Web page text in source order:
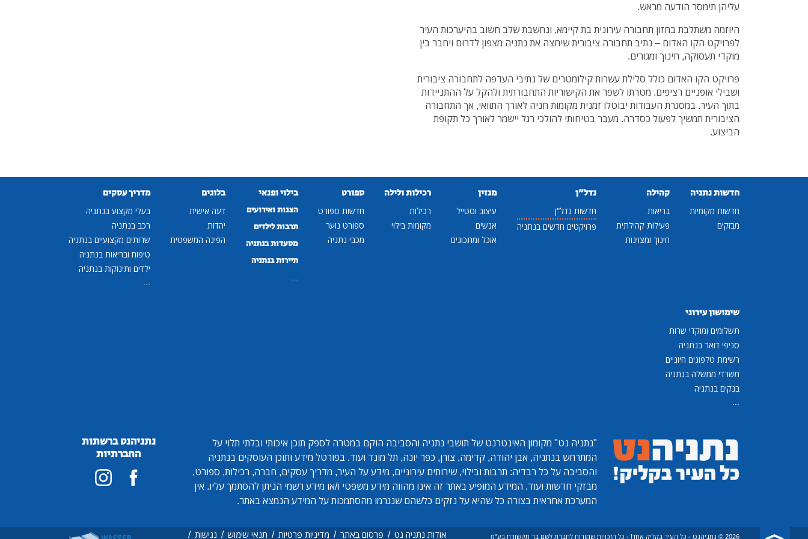
עליהן תימסר הודעה מראש.
היוזמה משתלבת בחזון תחבורה עירונית בת קיימא, ונחשבת שלב חשוב בהיערכות העיר
לפרויקט הקו האדום – נתיב תחבורה ציבורית שיחצה את נתניה מצפון לדרום ויחבר בין
מוקדי תעסוקה, חינוך ומגורים.
פרויקט הקו האדום כולל סלילת עשרות קילומטרים של נתיבי העדפה לתחבורה ציבורית
ושבילי אופניים רציפים. מטרתו לשפר את הקישוריות התחבורתית ולהקל על ההתניידות
בתוך העיר. במסגרת העבודות יבוטלו זמנית מקומות חניה לאורך התוואי, אך התחבורה
הציבורית תמשיך לפעול כסדרה. מעבר בטיחותי להולכי רגל יישמר לאורך כל תקופת
הביצוע.
חדשות נתניה
חדשות מקומיות
מבזקים
קהילה
בריאות
פעילות קהילתית
חינוך ומצוינות
נדל"ן
חדשות נדל"ן
פרויקטים חדשים בנתניה
מגזין
עיצוב וסטייל
אנשים
אוכל ומתכונים
רכילות ולילה
רכילות
מקומות בילוי
ספורט
חדשות ספורט
ספורט נוער
מכבי נתניה
בילוי ופנאי
הצגות ואירועים
תרבות לילדים
מסעדות בנתניה
תיירות בנתניה
בלוגים
דעה אישית
יהדות
הפינה המשפטית
מדריך עסקים
בעלי מקצוע בנתניה
רכב בנתניה
שרותים מקצועיים בנתניה
טיפוח ובריאות בנתניה
ילדים ותינוקות בנתניה
שימושון עירוני
תשלומים ומוקדי שרות
סניפי דואר בנתניה
רשימת טלפונים חיוניים
משרדי ממשלה בנתניה
בנקים בנתניה
"נתניה נט" מקומון האינטרנט של תושבי נתניה והסביבה הוקם במטרה לספק תוכן איכותי ובלתי תלוי על
המתרחש בנתניה, אבן יהודה, קדימה, צורן, כפר יונה, תל מונד ועוד. בפורטל מידע ותוכן העוסקים בנתניה
והסביבה על כל רבדיה: תרבות ובילוי, שירותים עירוניים, מידע על העיר, מדריך עסקים, חברה, רכילות, ספורט,
מבזקי חדשות ועוד. המידע המופיע באתר זה אינו מהווה מידע משפטי ו/או מידע רשמי הניתן להסתמך עליו. אין
המערכת אחראית בצורה כל שהיא על נזקים כלשהם שנגרמו מהסתמכות על המידע הנמצא באתר.
נתניהנט ברשתות
החברתיות
2026 © נתניהנט - כל העיר בקליק אחד! - כל הזכויות שמורות לחברת לשם בר תקשורת בע"מ אודות נתניה נט / פרסום באתר / מדיניות פרטיות / תנאי שימוש / נגישות /